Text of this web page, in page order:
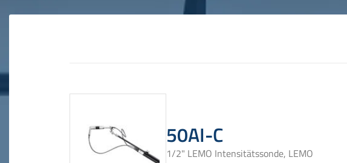
50AI-C
1/2" LEMO Intensitätssonde, LEMO